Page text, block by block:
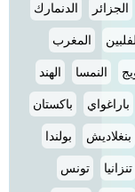
الجزائر الدنمارك
المغرب
النمسا الهند
باراغواي باكستان
بنغلاديش بولندا
تنزانيا تونس